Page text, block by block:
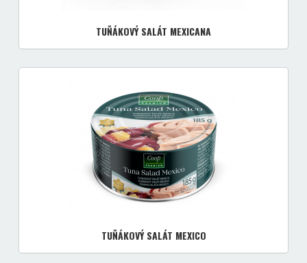
TUŇÁKOVÝ SALÁT MEXICANA
TUŇÁKOVÝ SALÁT MEXICO